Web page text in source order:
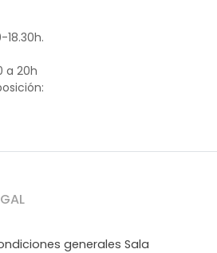
18.30h.
a 20h
generales Sala